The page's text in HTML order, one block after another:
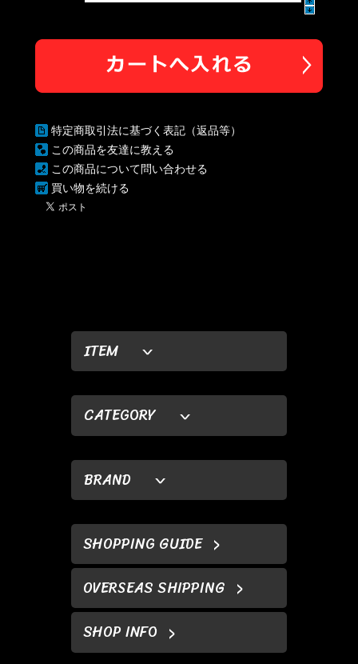
ITEM
CATEGORY
BRAND
SHOPPING GUIDE
OVERSEAS SHIPPING
SHOP INFO
特定商取引法に基づく表記（返品等）
この商品を友達に教える
この商品について問い合わせる
買い物を続ける